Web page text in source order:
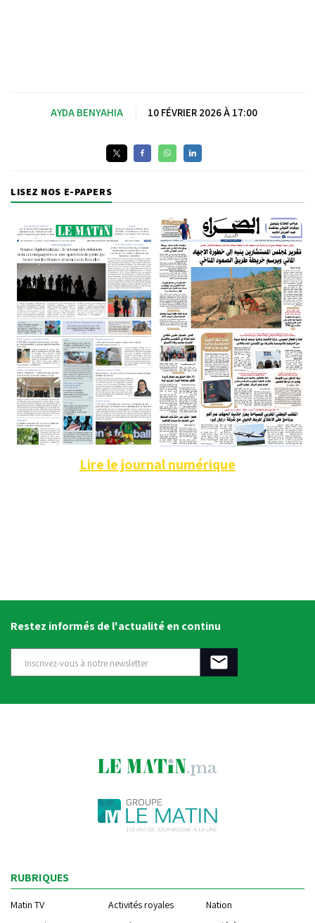
AYDA BENYAHIA 10 FÉVRIER 2026 À 17:00
LISEZ NOS E-PAPERS
Lire le journal numérique
Restez informés de l'actualité en continu
RUBRIQUES
Matin TV Activités royales
Nation